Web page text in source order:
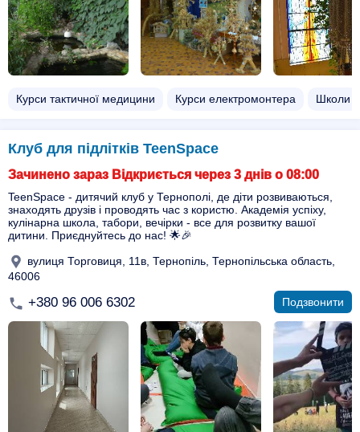
Курси тактичної медицини Курси електромонтера Школи
Клуб для підлітків TeenSpace
Зачинено зараз Відкриється через 3 днів о 08:00
TeenSpace - дитячий клуб у Тернополі, де діти розвиваються,
знаходять друзів і проводять час з користю. Академія успіху,
кулінарна школа, табори, вечірки - все для розвитку вашої
дитини. Приєднуйтесь до нас! 🌟🎉
вулиця Торговиця, 11в, Тернопіль, Тернопільська область,
46006
+380 96 006 6302 Подзвонити